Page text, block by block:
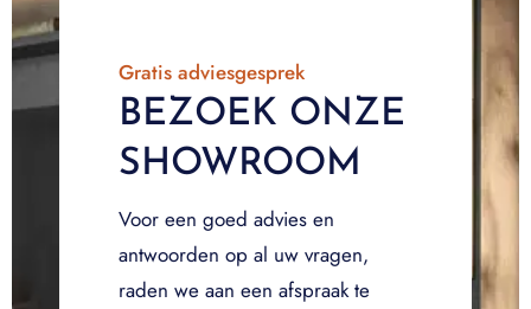
Gratis adviesgesprek
BEZOEK ONZE
SHOWROOM
Voor een goed advies en
antwoorden op al uw vragen,
raden we aan een afspraak te